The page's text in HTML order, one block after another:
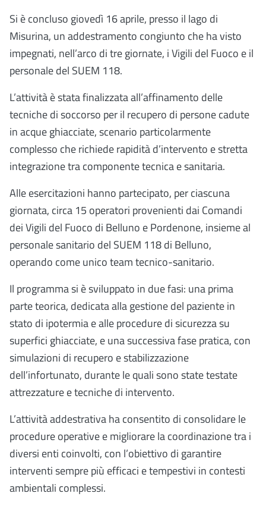
Si è concluso giovedì 16 aprile, presso il lago di
Misurina, un addestramento congiunto che ha visto
impegnati, nell’arco di tre giornate, i Vigili del Fuoco e il
personale del SUEM 118.
L’attività è stata finalizzata all’affinamento delle
tecniche di soccorso per il recupero di persone cadute
in acque ghiacciate, scenario particolarmente
complesso che richiede rapidità d’intervento e stretta
integrazione tra componente tecnica e sanitaria.
Alle esercitazioni hanno partecipato, per ciascuna
giornata, circa 15 operatori provenienti dai Comandi
dei Vigili del Fuoco di Belluno e Pordenone, insieme al
personale sanitario del SUEM 118 di Belluno,
operando come unico team tecnico-sanitario.
Il programma si è sviluppato in due fasi: una prima
parte teorica, dedicata alla gestione del paziente in
stato di ipotermia e alle procedure di sicurezza su
superfici ghiacciate, e una successiva fase pratica, con
simulazioni di recupero e stabilizzazione
dell’infortunato, durante le quali sono state testate
attrezzature e tecniche di intervento.
L’attività addestrativa ha consentito di consolidare le
procedure operative e migliorare la coordinazione tra i
diversi enti coinvolti, con l’obiettivo di garantire
interventi sempre più efficaci e tempestivi in contesti
ambientali complessi.